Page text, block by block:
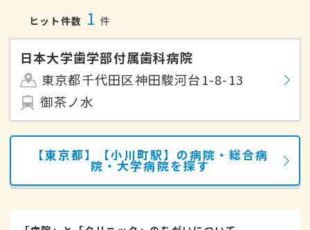
ヒット件数 1 件
日本大学歯学部付属歯科病院
東京都千代田区神田駿河台1-8-13
御茶ノ水
【東京都】【小川町駅】の病院・総合病
院・大学病院を探す